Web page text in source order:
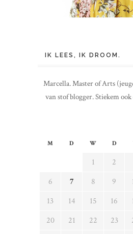
IK LEES, IK DROOM.
Marcella. Master of Arts
van stof blogger. Stiekem
M
D W D
1 2
6
7 8 9
13
14 15 16
20
21 22 23